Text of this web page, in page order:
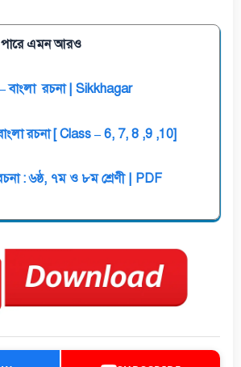
এমন আরও
বাংলা রচনা | Sikkhagar
রচনা [ Class – 6, 7, 8 ,9 ,10]
: ৬ষ্ঠ, ৭ম ও ৮ম শ্রেণী | PDF